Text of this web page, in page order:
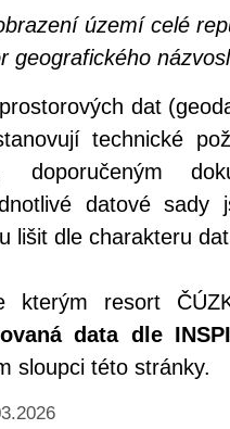
území celé
geografického
dat
technické
doporučeným
datové sady
lišit dle charakteru
kterým resort
data dle
sloupci této stránky.